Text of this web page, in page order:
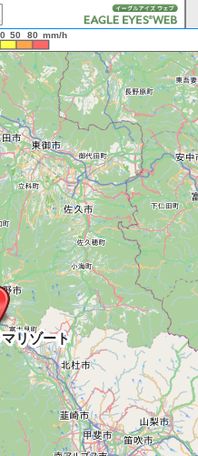
50 80 mm/h
リゾート
リゾート